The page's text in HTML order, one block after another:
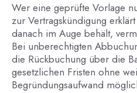
Wer eine geprüfte Vorlage
zur Vertragskündigung
danach im Auge behält,
Bei unberechtigten
die Rückbuchung über die
gesetzlichen Fristen ohne
Begründungsaufwand